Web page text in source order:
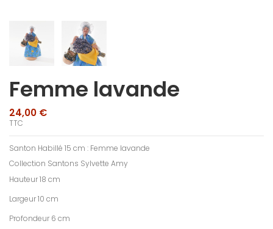
Femme lavande
24,00 €
TTC
Santon Habillé 15 cm : Femme lavande
Collection Santons Sylvette Amy
Hauteur 18 cm
Largeur 10 cm
Profondeur 6 cm